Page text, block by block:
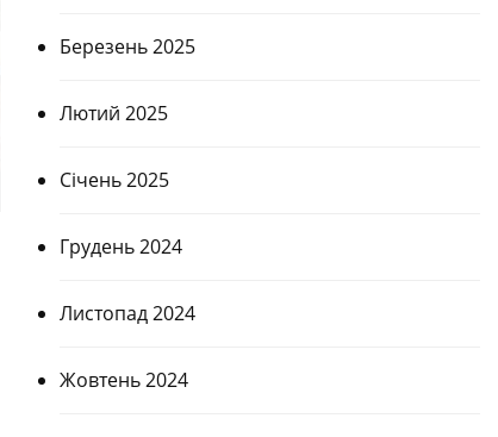
Березень 2025
Лютий 2025
Січень 2025
Грудень 2024
Листопад 2024
Жовтень 2024